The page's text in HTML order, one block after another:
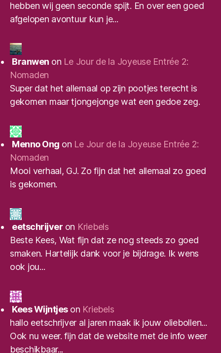
hebben wij geen seconde spijt. En over een goed
afgelopen avontuur kun je...
Branwen on Le Jour de la Joyeuse Entrée 2:
Nomaden
Super dat het allemaal op zijn pootjes terecht is
gekomen maar tjongejonge wat een gedoe zeg.
Menno Ong on Le Jour de la Joyeuse Entrée 2:
Nomaden
Mooi verhaal, GJ. Zo fijn dat het allemaal zo goed
is gekomen.
eetschrijver on Kriebels
Beste Kees, Wat fijn dat ze nog steeds zo goed
smaken. Hartelijk dank voor je bijdrage. Ik wens
ook jou...
Kees Wijntjeson Kriebels
hallo eetschrijver al jaren maak ik jouw oliebollen...
Ook nu weer. fijn dat de website met de info weer
beschikbaar...